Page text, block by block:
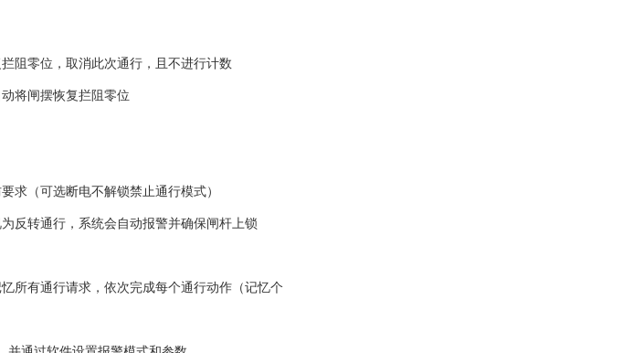
阻零位，取消此次通行，且不进行计数
将闸摆恢复拦阻零位
求（可选断电不解锁禁止通行模式）
反转通行，系统会自动报警并确保闸杆上锁
所有通行请求，依次完成每个通行动作（记忆个